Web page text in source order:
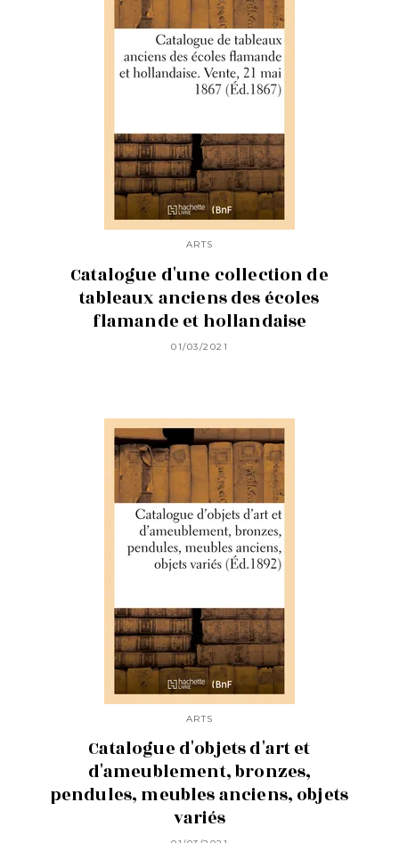
ARTS
Catalogue d'une collection de
tableaux anciens des écoles
flamande et hollandaise
01/03/2021
ARTS
Catalogue d'objets d'art et
d'ameublement, bronzes,
pendules, meubles anciens, objets
variés